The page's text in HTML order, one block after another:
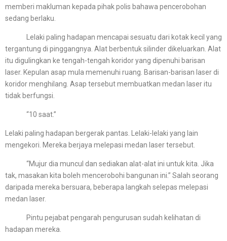
memberi makluman kepada pihak polis bahawa pencerobohan
sedang berlaku.
Lelaki paling hadapan mencapai sesuatu dari kotak kecil yang
tergantung di pinggangnya. Alat berbentuk silinder dikeluarkan. Alat
itu digulingkan ke tengah-tengah koridor yang dipenuhi barisan
laser. Kepulan asap mula memenuhi ruang. Barisan-barisan laser di
koridor menghilang. Asap tersebut membuatkan medan laser itu
tidak berfungsi.
“10 saat.”
Lelaki paling hadapan bergerak pantas. Lelaki-lelaki yang lain
mengekori. Mereka berjaya melepasi medan laser tersebut.
“Mujur dia muncul dan sediakan alat-alat ini untuk kita. Jika
tak, masakan kita boleh mencerobohi bangunan ini.” Salah seorang
daripada mereka bersuara, beberapa langkah selepas melepasi
medan laser.
Pintu pejabat pengarah pengurusan sudah kelihatan di
hadapan mereka.